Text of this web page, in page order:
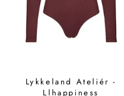
Lykkeland Ateliér -
Llhappiness
Vita Liberata
Zarkoperfume